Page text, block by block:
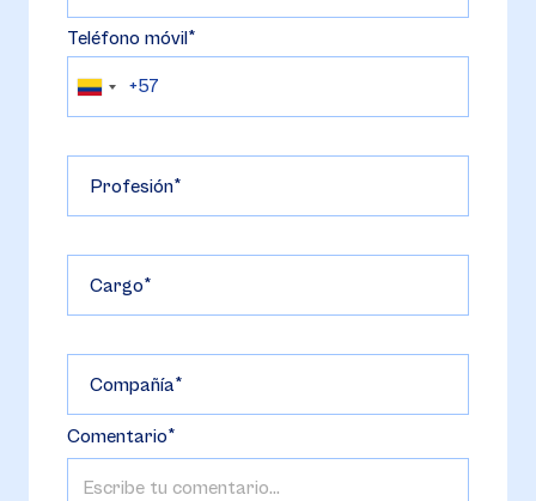
Teléfono móvil
Profesión
Cargo
Compañía
Comentario